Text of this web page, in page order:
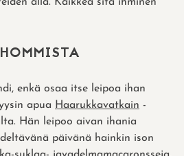
enkä osaa itse leipoa ihan
apua Haarukkavatkain -
Hän leipoo aivan ihania
päivänä hainkin ison